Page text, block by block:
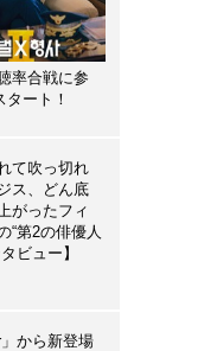
率合戦に参
ート！
て吹っ切れ
ス、どん底
がったフィ
“第2の俳優人
ビュー】
」から新登場